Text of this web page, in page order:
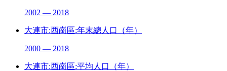
2002 — 2018
大連市:西崗區:年末總人口（年）
2000 — 2018
大連市:西崗區:平均人口（年）